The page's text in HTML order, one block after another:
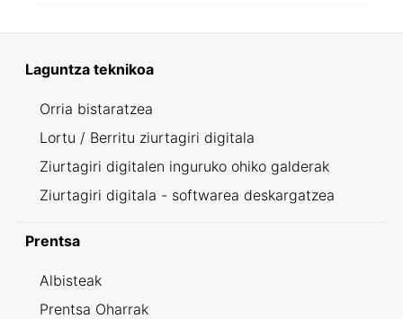
Laguntza teknikoa
Orria bistaratzea
Lortu / Berritu ziurtagiri digitala
Ziurtagiri digitalen inguruko ohiko galderak
Ziurtagiri digitala - softwarea deskargatzea
Prentsa
Albisteak
Prentsa Oharrak